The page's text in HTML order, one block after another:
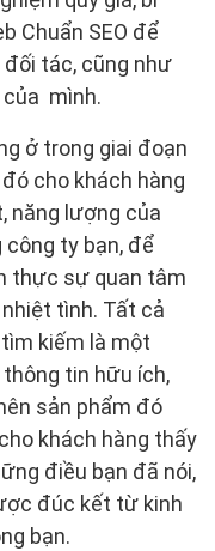
Chuẩn SEO để
tác, cũng như
mình.
ở trong giai đoạn
cho khách hàng
năng lượng của
ty bạn, để
thực sự quan tâm
tình. Tất cả
kiếm là một
tin hữu ích,
sản phẩm đó
khách hàng thấy
điều bạn đã nói,
đúc kết từ kinh
bạn.